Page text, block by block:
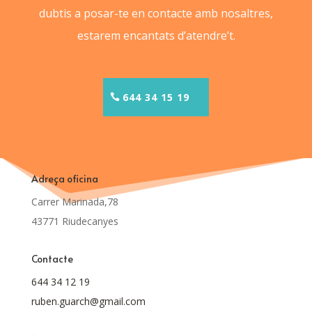
dubtis a posar-te en contacte amb nosaltres,
estarem encantats d’atendre’t.
644 34 15 19
Adreça oficina
Carrer Marinada,78
43771 Riudecanyes
Contacte
644 34 12 19
ruben.guarch@gmail.com